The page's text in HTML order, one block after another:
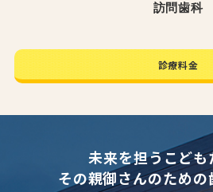
訪問歯科
診療料金
未来を担うこども
その親御さんのため